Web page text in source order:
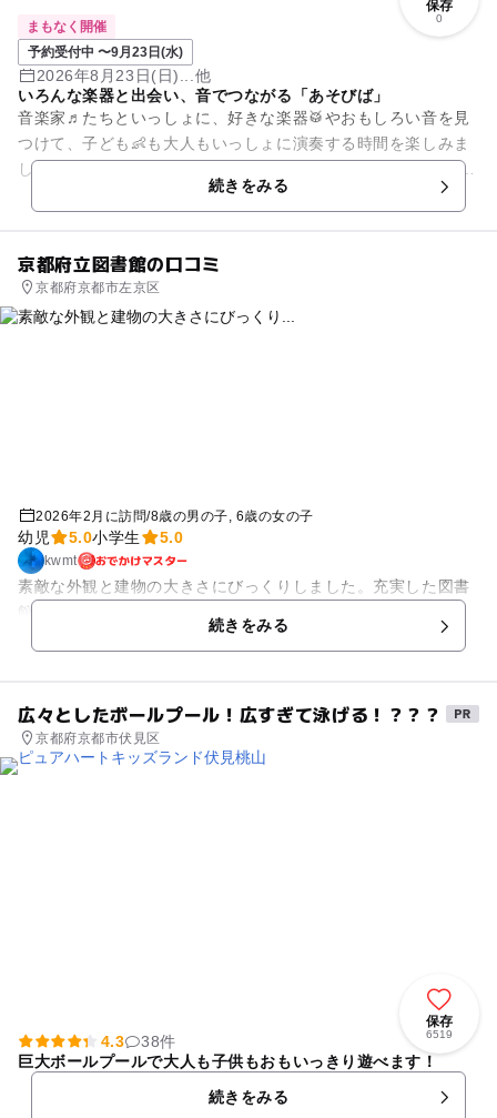
保存
0
まもなく開催
予約受付中 〜9月23日(水)
2026年8月23日(日)...他
いろんな楽器と出会い、音でつながる「あそびば」
音楽家♬たちといっしょに、好きな楽器🥁やおもしろい音を見
つけて、子ども👶も大人もいっしょに演奏する時間を楽しみま
しょう。楽器が初めてでも大丈夫です。 好きな楽器をやってみ
続きをみる
京都府立図書館の口コミ
京都府京都市左京区
2026年2月に訪問/8歳の男の子 6歳の女の子
幼児 5.0小学生 5.0
kwmt おでかけマスター
素敵な外観と建物の大きさにびっくりしました。充実した図書
館でした。
続きをみる
広々としたボールプール！広すぎて泳げる！？？？
京都府京都市伏見区
保存
6519
4.3
38件
巨大ボールプールで大人も子供もおもいっきり遊べます！
続きをみる